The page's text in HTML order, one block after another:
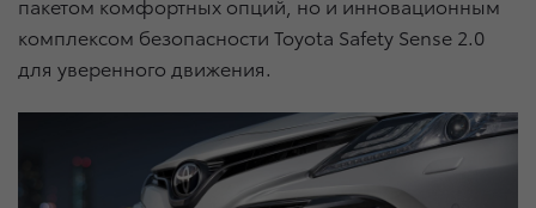
пакетом комфортных опций, но и инновационным
комплексом безопасности Toyota Safety Sense 2.0
для уверенного движения.